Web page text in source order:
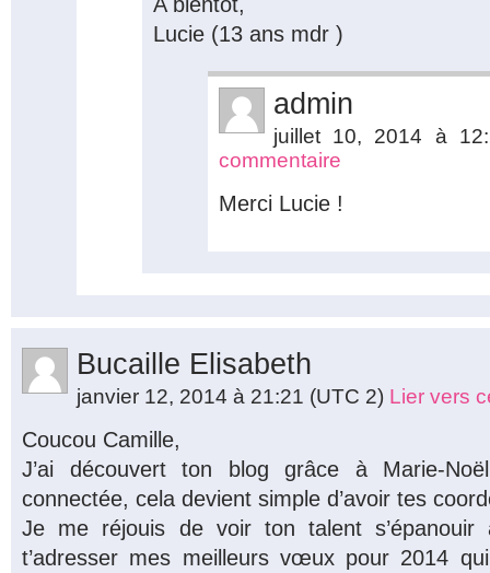
Lucie (13 ans mdr )
admin
juillet 10, 2014 à
commentaire
Merci Lucie !
Bucaille Elisabeth
janvier 12, 2014 à 21:21 (UTC 2) Lier vers
Coucou Camille,
J’ai découvert ton blog grâce à Marie-
connectée, cela devient simple d’avoir tes
Je me réjouis de voir ton talent s’épanouir
t’adresser mes meilleurs vœux pour 2014